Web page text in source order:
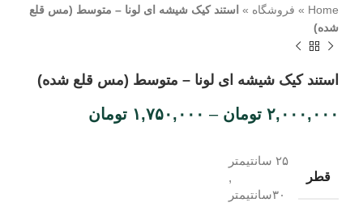
Home
» فروشگاه » استند کیک شیشه ای لونا – متوسط (مس قلع
شده)
استند کیک شیشه ای لونا – متوسط (مس قلع شده)
۲,۰۰۰,۰۰۰ تومان – ۱,۷۵۰,۰۰۰ تومان
قطر
۲۵ سانتیمتر
,
۳۰سانتیمتر